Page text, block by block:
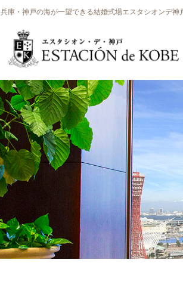
兵庫・神戸の海が一望できる結婚式場エスタシオンデ神